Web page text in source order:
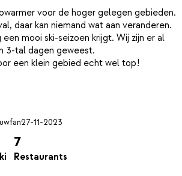
voor de hoger gelegen gebieden.
daar kan niemand wat aan veranderen.
mooi ski-seizoen krijgt. Wij zijn er al
3-tal dagen geweest.
een klein gebied echt wel top!
27-11-2023
7
Restaurants